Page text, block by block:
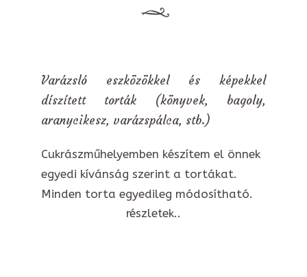
Varázsló eszközökkel és képekkel
díszített torták (könyvek, bagoly,
aranycikesz, varázspálca, stb.)
Cukrászműhelyemben készítem el önnek
egyedi kívánság szerint a tortákat.
Minden torta egyedileg módosítható.
részletek..